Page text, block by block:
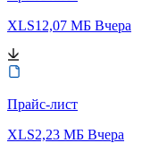
XLS12,07 МБ Вчера
Прайс-лист
XLS2,23 МБ Вчера